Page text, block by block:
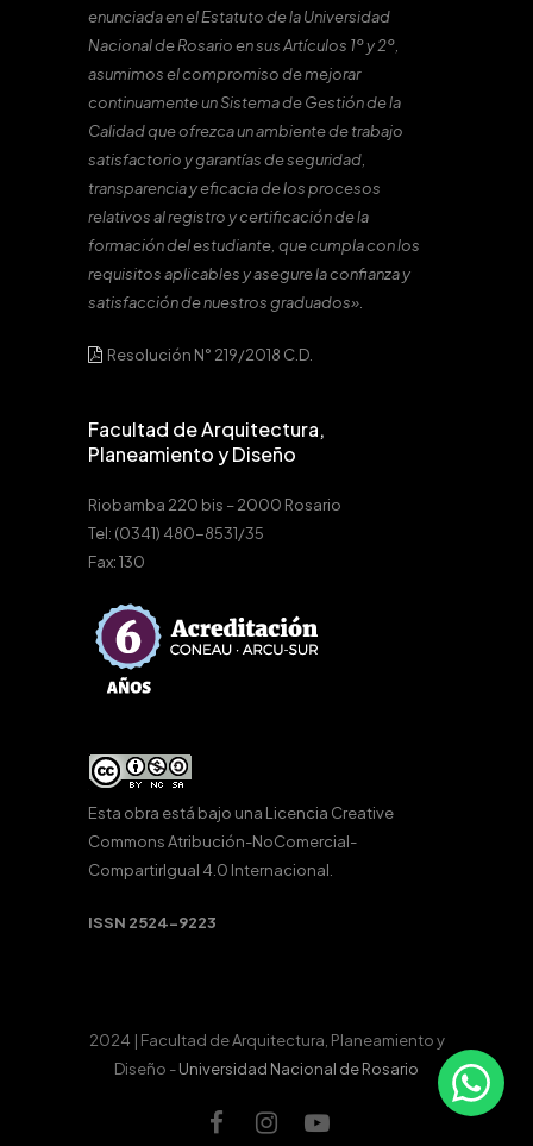
enunciada en el Estatuto de la Universidad
Nacional de Rosario en sus Artículos 1º y 2º,
asumimos el compromiso de mejorar
continuamente un Sistema de Gestión de la
Calidad que ofrezca un ambiente de trabajo
satisfactorio y garantías de seguridad,
transparencia y eficacia de los procesos
relativos al registro y certificación de la
formación del estudiante, que cumpla con los
requisitos aplicables y asegure la confianza y
satisfacción de nuestros graduados».
Resolución N° 219/2018 C.D.
Facultad de Arquitectura,
Planeamiento y Diseño
Riobamba 220 bis – 2000 Rosario
Tel: (0341) 480-8531/35
Fax: 130
Esta obra está bajo una Licencia Creative
Commons Atribución-NoComercial-
CompartirIgual 4.0 Internacional.
ISSN 2524-9223
2024 | Facultad de Arquitectura, Planeamiento y
Diseño -Universidad Nacional de Rosario